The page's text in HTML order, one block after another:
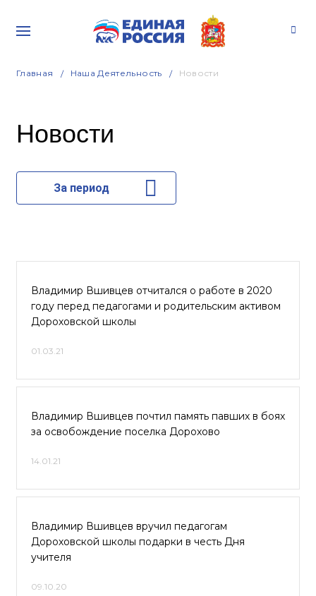
Главная Наша Деятельность Новости
Новости
За период
Владимир Вшивцев отчитался о работе в 2020
году перед педагогами и родительским активом
Дороховской школы
01.03.21
Владимир Вшивцев почтил память павших в боях
за освобождение поселка Дорохово
14.01.21
Владимир Вшивцев вручил педагогам
Дороховской школы подарки в честь Дня
учителя
09.10.20